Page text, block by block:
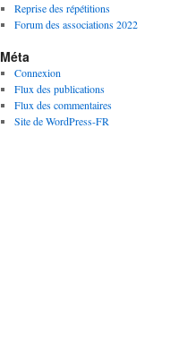
Reprise des répétitions
Forum des associations 2022
Méta
Connexion
Flux des publications
Flux des commentaires
Site de WordPress-FR